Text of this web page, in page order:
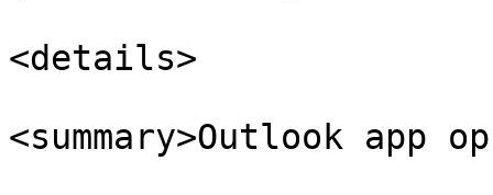
<details>
<summary>Outlook app